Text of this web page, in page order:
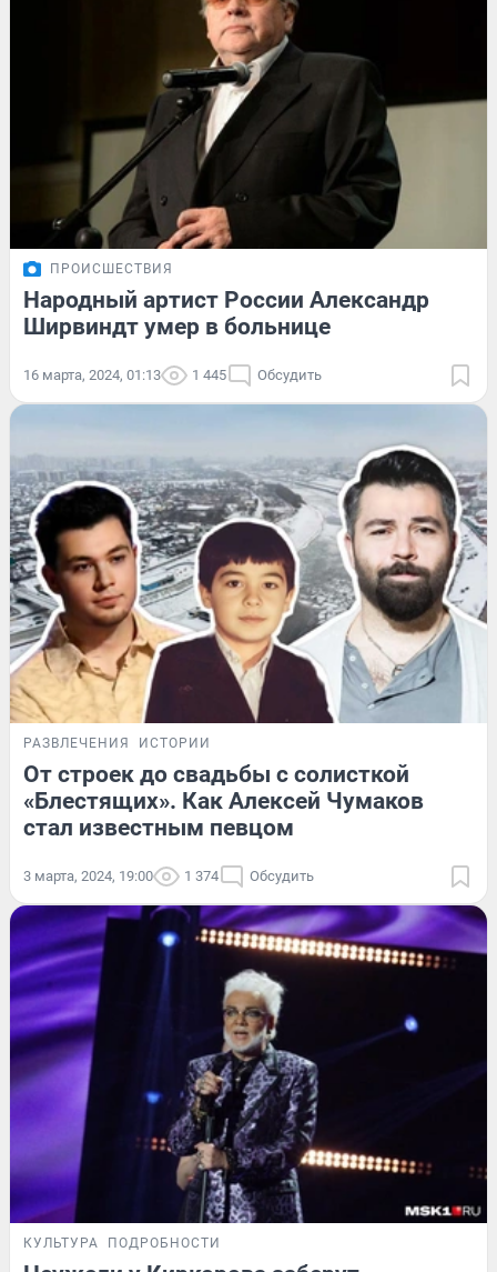
ПРОИСШЕСТВИЯ
Народный артист России Александр
Ширвиндт умер в больнице
16 марта, 2024, 01:13 1 445 Обсудить
РАЗВЛЕЧЕНИЯ ИСТОРИИ
От строек до свадьбы с солисткой
«Блестящих». Как Алексей Чумаков
стал известным певцом
3 марта, 2024, 19:00 1 374 Обсудить
КУЛЬТУРА ПОДРОБНОСТИ